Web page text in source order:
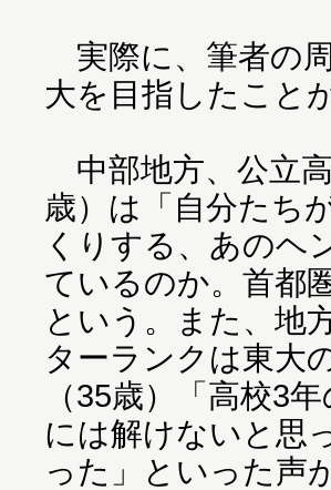
実際に、筆者の
大を目指したこ
中部地方、公立
歳）は「自分たち
くりする、あのヘ
ているのか。首都
という。また、地
ターランクは東大
（35歳）「高校3
には解けないと思
った」といった声